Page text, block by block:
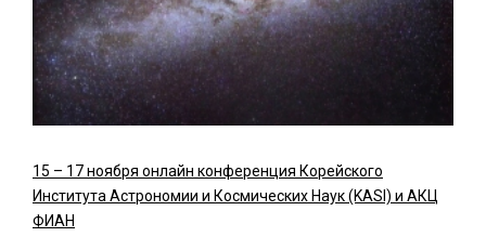
15 – 17 ноября онлайн конференция Корейского
Института Астрономии и Космических Наук (KASI) и АКЦ
ФИАН